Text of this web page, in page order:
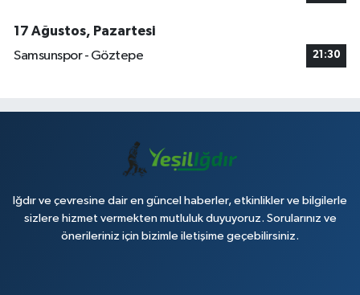
17 Ağustos, Pazartesi
Samsunspor - Göztepe
21:30
Iğdır ve çevresine dair en güncel haberler, etkinlikler ve bilgilerle
sizlere hizmet vermekten mutluluk duyuyoruz. Sorularınız ve
önerileriniz için bizimle iletişime geçebilirsiniz.